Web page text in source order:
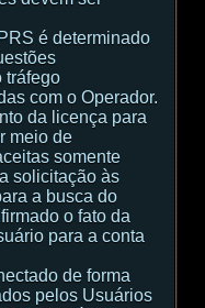
é determinado
tráfego
com o Operador.
da licença para
meio de
somente
solicitação às
a busca do
o fato da
para a conta
de forma
pelos Usuários